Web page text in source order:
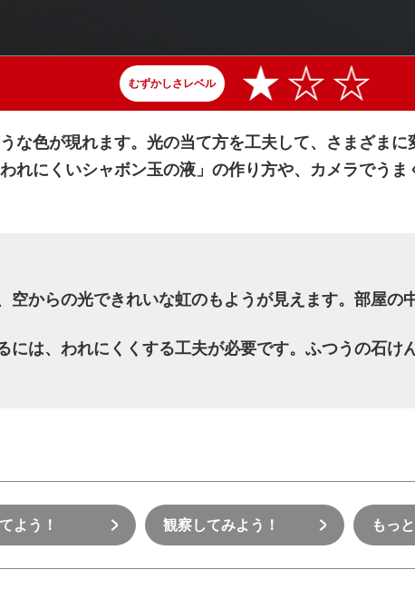
むずかしさレベル
な色が現れます。光の当て方を工夫して、さまざまに
れにくいシャボン玉の液」の作り方や、カメラでうま
空からの光できれいな虹のもようが見えます。部屋の
には、われにくくする工夫が必要です。ふつうの石け
よう！ 観察してみよう！ もっ